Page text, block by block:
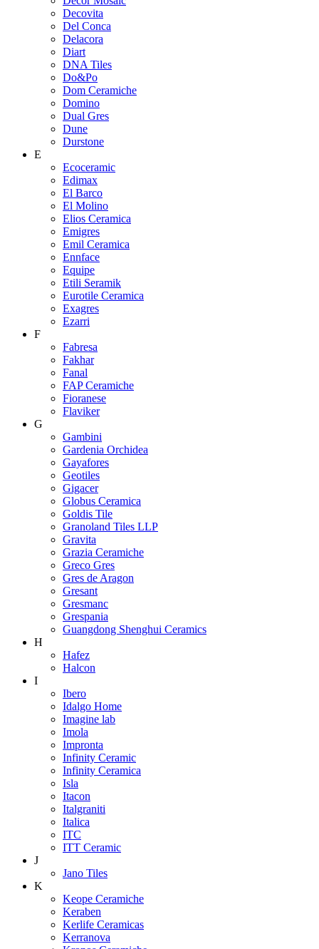
Decovita
Del Conca
Delacora
Diart
DNA Tiles
Do&Po
Dom Ceramiche
Domino
Dual Gres
Dune
Durstone
E
Ecoceramic
Edimax
El Barco
El Molino
Elios Ceramica
Emigres
Emil Ceramica
Ennface
Equipe
Etili Seramik
Eurotile Ceramica
Exagres
Ezarri
F
Fabresa
Fakhar
Fanal
FAP Ceramiche
Fioranese
Flaviker
G
Gambini
Gardenia Orchidea
Gayafores
Geotiles
Gigacer
Globus Ceramica
Goldis Tile
Granoland Tiles LLP
Gravita
Grazia Ceramiche
Greco Gres
Gres de Aragon
Gresant
Gresmanc
Grespania
Guangdong Shenghui Ceramics
H
Hafez
Halcon
I
Ibero
Idalgo Home
Imagine lab
Imola
Impronta
Infinity Ceramic
Infinity Ceramica
Isla
Itacon
Italgraniti
Italica
ITC
ITT Ceramic
J
Jano Tiles
K
Keope Ceramiche
Keraben
Kerlife Ceramicas
Kerranova